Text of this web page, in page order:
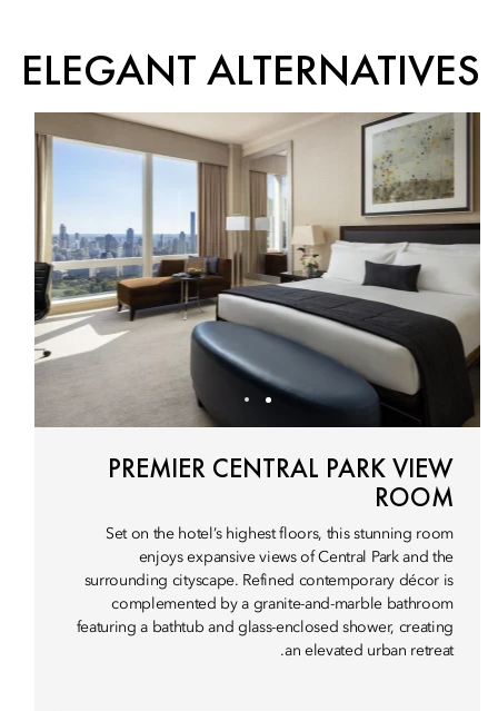
ELEGANT ALTERNATIVES
PREMIER CENTRAL PARK VIEW
ROOM
Set on the hotel’s highest floors, this stunning room
enjoys expansive views of Central Park and the
surrounding cityscape. Refined contemporary décor is
complemented by a granite-and-marble bathroom
featuring a bathtub and glass-enclosed shower, creating
an elevated urban retreat.